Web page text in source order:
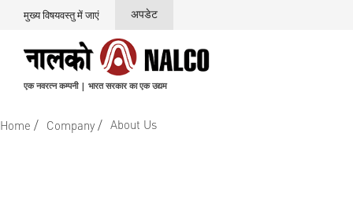
मुख्य विषयवस्तु में जाएं अपडेट
एक नवरत्न कम्पनी | भारत सरकार का एक उद्यम
Home / Company / About Us